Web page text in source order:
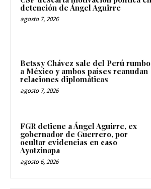
detención de Ángel Aguirre
agosto 7, 2026
Betssy Chávez sale del Perú rumbo
a México y ambos países reanudan
relaciones diplomáticas
agosto 7, 2026
FGR detiene a Ángel Aguirre, ex
gobernador de Guerrero, por
ocultar evidencias en caso
Ayotzinapa
agosto 6, 2026